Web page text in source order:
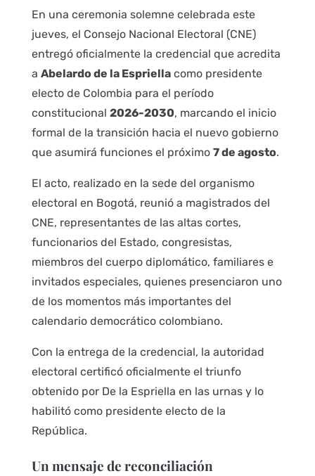
En una ceremonia solemne celebrada este
jueves, el Consejo Nacional Electoral (CNE)
entregó oficialmente la credencial que acredita
a Abelardo de la Espriellacomo presidente
electo de Colombia para el período
constitucional 2026-2030, marcando el inicio
formal de la transición hacia el nuevo gobierno
que asumirá funciones el próximo 7 de agosto.
El acto, realizado en la sede del organismo
electoral en Bogotá, reunió a magistrados del
CNE, representantes de las altas cortes,
funcionarios del Estado, congresistas,
miembros del cuerpo diplomático, familiares e
invitados especiales, quienes presenciaron uno
de los momentos más importantes del
calendario democrático colombiano.
Con la entrega de la credencial, la autoridad
electoral certificó oficialmente el triunfo
obtenido por De la Espriella en las urnas y lo
habilitó como presidente electo de la
República.
Un mensaje de reconciliación